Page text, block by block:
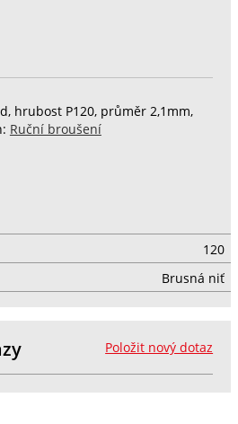
hrubost P120, průměr 2,1mm,
Ruční broušení
120
Brusná niť
Položit nový dotaz